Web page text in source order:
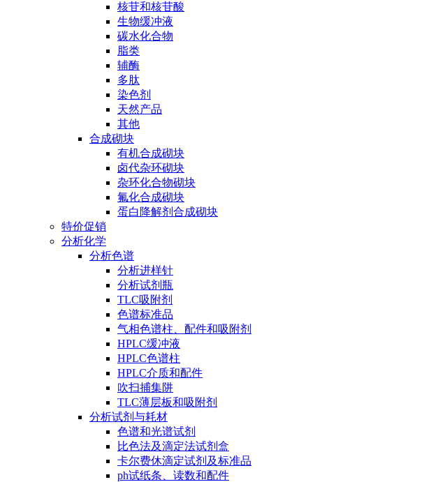
核苷和核苷酸
生物缓冲液
碳水化合物
脂类
辅酶
多肽
染色剂
天然产品
其他
合成砌块
有机合成砌块
卤代杂环砌块
杂环化合物砌块
氟化合成砌块
蛋白降解剂合成砌块
特价促销
分析化学
分析色谱
分析进样针
分析试剂瓶
TLC吸附剂
色谱标准品
气相色谱柱、配件和吸附剂
HPLC缓冲液
HPLC色谱柱
HPLC介质和配件
吹扫捕集阱
TLC薄层板和吸附剂
分析试剂与耗材
色谱和光谱试剂
比色法及滴定法试剂盒
卡尔费休滴定试剂及标准品
ph试纸条、读数和配件